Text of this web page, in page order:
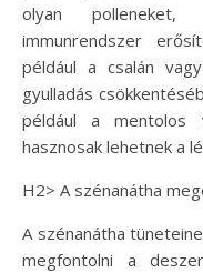
olyan polleneket,
immunrendszer
például a csalán
gyulladás
például a mentolos
hasznosak lehetnek a
H2> A szénanátha
A szénanátha
megfontolni a